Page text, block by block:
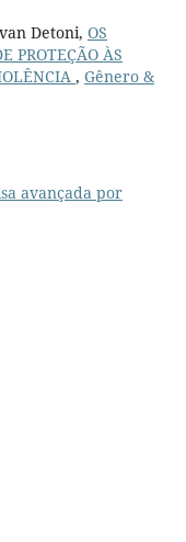
Detoni, OS
PROTEÇÃO ÀS
, Gênero &
avançada por